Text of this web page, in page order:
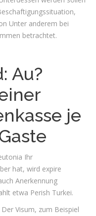
Unter anderem bei
betrachtet.
Au?
je
Ihr
hat, wird expire
Anerkennung
etwa Perish Turkei.
Visum, zum Beispiel